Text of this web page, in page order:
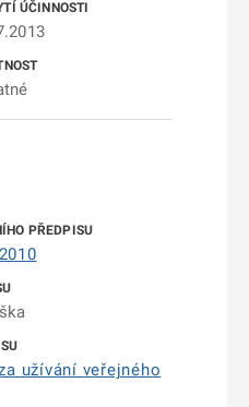
užívání veřejného